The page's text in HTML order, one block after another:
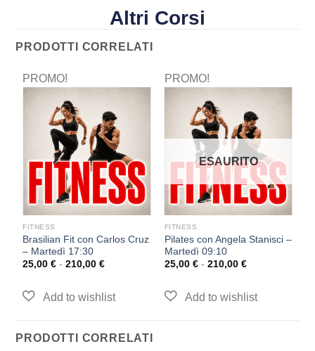
Altri Corsi
PRODOTTI CORRELATI
PROMO!
FITNESS
Brasilian Fit con Carlos Cruz
– Martedì 17:30
25,00€ - 210,00€
PROMO!
ESAURITO
FITNESS
Pilates con Angela Stanisci –
Martedì 09:10
25,00 € - 210,00 €
PRODOTTI CORRELATI